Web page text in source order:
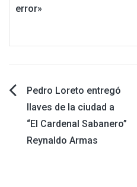
error»
Navegación
de
entradas
Pedro Loreto entregó
llaves de la ciudad a
“El Cardenal Sabanero”
Reynaldo Armas